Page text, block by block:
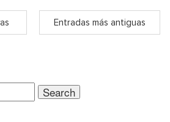
Entradas más antiguas